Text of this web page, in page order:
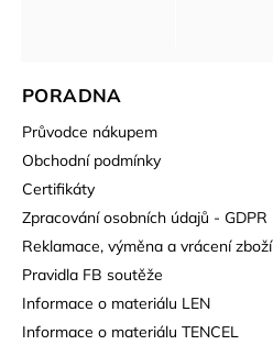
PORADNA
Průvodce nákupem
Obchodní podmínky
Certifikáty
Zpracování osobních údajů - GDPR
Reklamace, výměna a vrácení zboží
Pravidla FB soutěže
Informace o materiálu LEN
Informace o materiálu TENCEL